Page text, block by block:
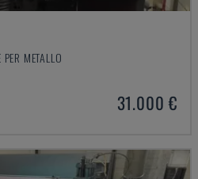
METALLO
31.000 €